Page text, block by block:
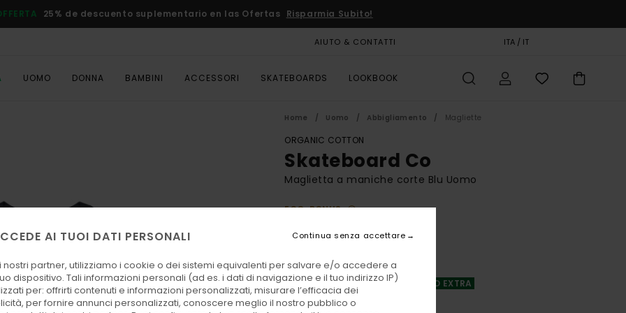
25% de descuento suplementario en las Ofertas Risparmia Subito!
AIUTO & CONTATTI ITA / IT
UOMO DONNA BAMBINI ACCESSORI SKATEBOARDS LOOKBOOK
Home Uomo Abbigliamento Magliette
ORGANIC COTTON
Skateboard Co
Maglietta a maniche corte Blu Uomo
ECO-BONUS
13,50 €
OFFERTE
DOPPIA OFFERTA 25% DI SCONTO EXTRA
AI TUOI DATI PERSONALI
partner, utilizziamo i cookie o dei sistemi equivalenti per salvare e/o accedere a
dispositivo. Tali informazioni personali (ad es. i dati di navigazione e il tuo indirizzo IP)
per: offrirti contenuti e informazioni personalizzati, misurare l’efficacia dei
per fornire annunci personalizzati, conoscere meglio il nostro pubblico o
Continua senza accettare